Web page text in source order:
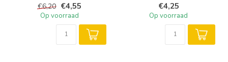
€6,20 €4,55
Op voorraad
€4,25
Op voorraad